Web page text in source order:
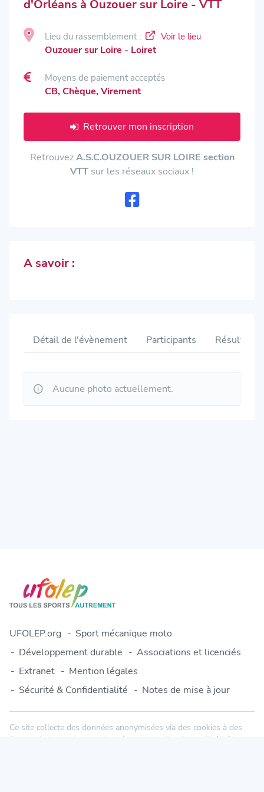
Détail de l'évènement Participants Résultats
Aucune photo actuellement.
d'Orléans à Ouzouer sur Loire - VTT
Lieu du rassemblement : Voir le lieu
Ouzouer sur Loire - Loiret
Moyens de paiement acceptés
CB, Chèque, Virement
Retrouver mon inscription
RetrouvezA.S.C.OUZOUER SUR LOIRE section
VTT sur les réseaux sociaux !
A savoir :
UFOLEP.org
Sport mécanique moto
Développement durable
Associations et licenciés
Extranet
Mention légales
Sécurité & Confidentialité
Notes de mise à jour
Ce site collecte des données anonymisées via des cookies à des
fins statistiques. Aucune donnée personnelle n'est utilisée. Plus